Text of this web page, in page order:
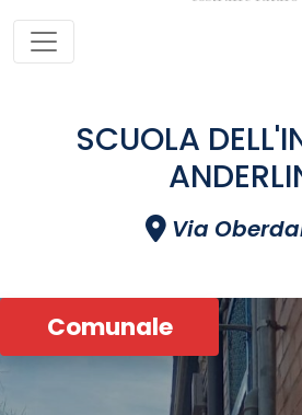
SCUOLA
Via
Comunale